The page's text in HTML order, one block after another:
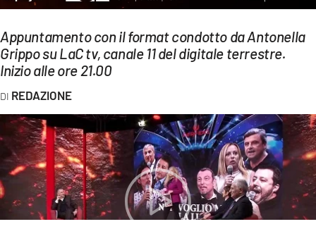
LAC TV
LAC NETWORK
LAC ONAIR
Network
LACPLAY.IT
LACTV.IT
LACONAIR.IT
Appuntamento con il format condotto da Antonella
Grippo su LaC tv, canale 11 del digitale terrestre.
Inizio alle ore 21.00
REDAZIONE